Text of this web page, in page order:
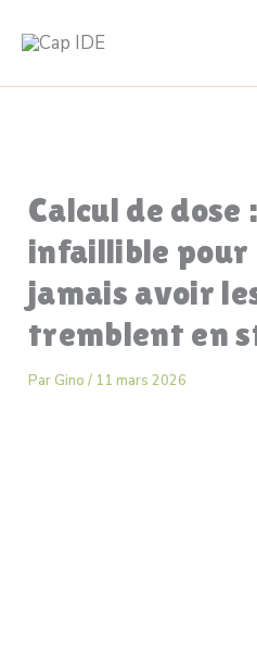
Calcul de dose
infaillible pour
jamais avoir
tremblent en
ParGino/ 11 mars 2026